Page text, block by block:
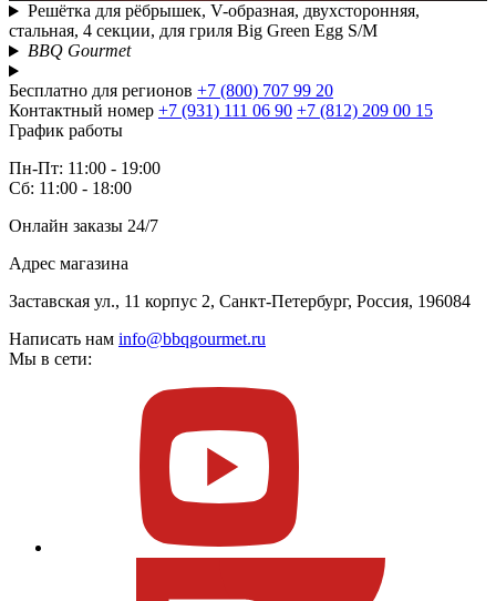
Решётка для рёбрышек, V-образная, двухсторонняя,
стальная, 4 секции, для гриля Big Green Egg S/M
BBQ Gourmet
Бесплатно для регионов +7 (800) 707 99 20
Контактный номер +7 (931) 111 06 90 +7 (812) 209 00 15
График работы
Пн-Пт: 11:00 - 19:00
Сб: 11:00 - 18:00
Онлайн заказы 24/7
Адрес магазина
Заставская ул., 11 корпус 2, Санкт-Петербург, Россия, 196084
Написать нам info@bbqgourmet.ru
Мы в сети: